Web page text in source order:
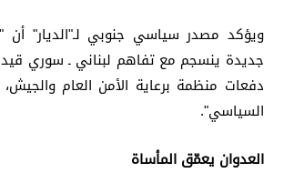
ويؤكد مصدر سياسي جنوبي لـ"الديار" أن
جديدة ينسجم مع تفاهم لبناني ـ سوري قيد
دفعات منظمة برعاية الأمن العام
السياسي".
العدوان يعمّق المأساة